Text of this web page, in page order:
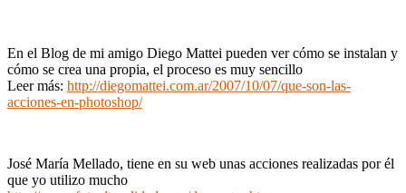
En el Blog de mi amigo Diego Mattei pueden ver cómo se instalan y
cómo se crea una propia, el proceso es muy sencillo
Leer más: http://diegomattei.com.ar/2007/10/07/que-son-las-
acciones-en-photoshop/
José María Mellado, tiene en su web unas acciones realizadas por él
que yo utilizo mucho